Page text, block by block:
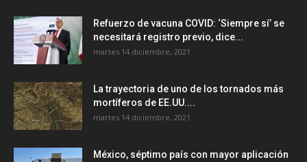
Refuerzo de vacuna COVID: ‘Siempre sí’ se
necesitará registro previo, dice...
martes 14 diciembre, 2021
La trayectoria de uno de los tornados más
mortíferos de EE.UU....
martes 14 diciembre, 2021
México, séptimo país con mayor aplicación